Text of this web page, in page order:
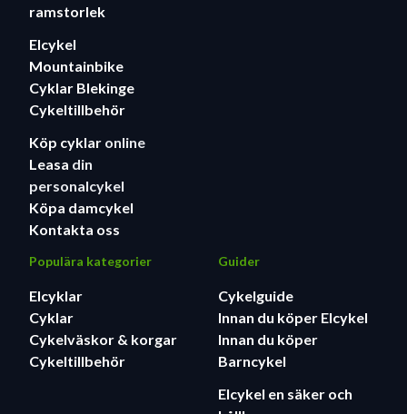
ramstorlek
Elcykel
Mountainbike
Cyklar Blekinge
Cykeltillbehör
Köp cyklar online
Leasa din
personalcykel
Köpa damcykel
Kontakta oss
Populära kategorier
Elcyklar
Cyklar
Cykelväskor & korgar
Cykeltillbehör
Guider
Cykelguide
Innan du köper Elcykel
Innan du köper
Barncykel
Elcykel en säker och